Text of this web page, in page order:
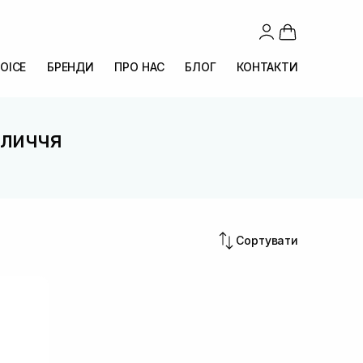
БРЕНДИ ПРО НАС БЛОГ КОНТАКТИ
Сортувати